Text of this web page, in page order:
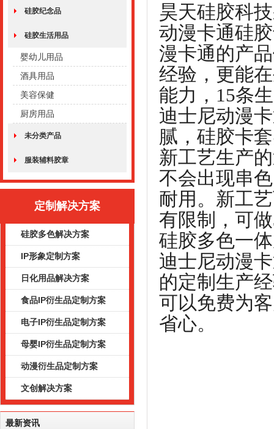
硅胶纪念品
硅胶生活用品
婴幼儿用品
酒具用品
美容保健
厨房用品
未分类产品
服装辅料胶章
定制解决方案
硅胶多色解决方案
IP形象定制方案
日化用品解决方案
食品IP衍生品定制方案
电子IP衍生品定制方案
母婴IP衍生品定制方案
动漫衍生品定制方案
文创解决方案
最新资讯
昊天硅胶科
动漫卡通硅
漫卡通的产
经验，更能
能力，15条
迪士尼动漫
腻，硅胶卡
新工艺生产
不会出现串
耐用。新工
有限制，可
硅胶多色一
迪士尼动漫
的定制生产
可以免费为
省心。